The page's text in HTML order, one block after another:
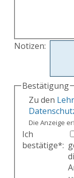
Notizen:
Bestätigung
Zu den
Die Anzeige
Ich
bestätige*: